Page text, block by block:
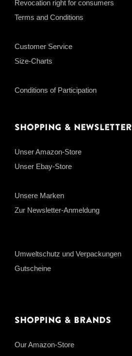
Revocation right for consumers
Terms and Conditions
Customer Service
Size-Charts
Conditions of Participation
Shopping & Newsletter
Unser Amazon-Store
Unser Ebay-Store
Unsere Marken
Zur Newsletter-Anmeldung
Umweltschutz und Verpackungen
Gutscheine
Shopping & Brands
Our Amazon-Store